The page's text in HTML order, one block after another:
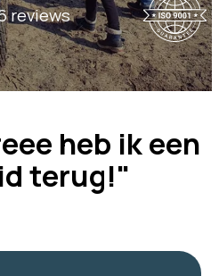
reviews
heb ik een
terug!"